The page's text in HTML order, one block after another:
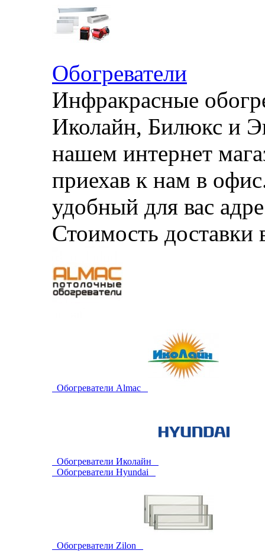
Обогреватели
Инфракрасные
Иколайн, Билюкс и
нашем интернет
приехав к нам в
удобный для вас
Стоимость
Обогреватели Almac
Обогреватели Иколайн
Обогреватели Hyundai
Обогреватели Zilon